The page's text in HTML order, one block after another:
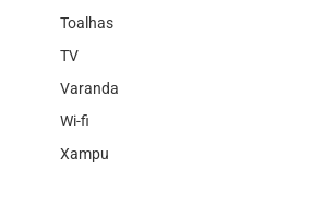
Toalhas
TV
Varanda
Wi-fi
Xampu